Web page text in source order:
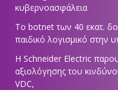
κυβερνοασφάλεια
Το botnet των 40 εκατ.
παιδικό λογισμικό στην
Η Schneider Electric
αξιολόγησης του
VDC,